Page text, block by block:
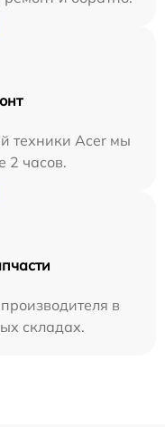
техники Acer мы
2 часов.
в
складах.